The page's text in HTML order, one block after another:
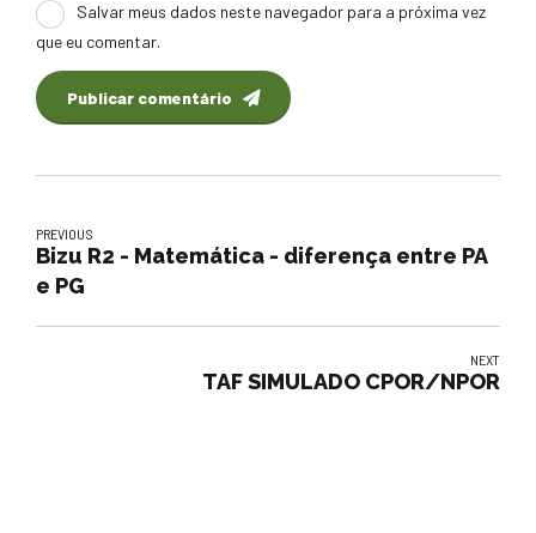
Salvar meus dados neste navegador para a próxima vez
que eu comentar.
Publicar comentário
PREVIOUS
Bizu R2 - Matemática - diferença entre PA
e PG
NEXT
TAF SIMULADO CPOR/NPOR